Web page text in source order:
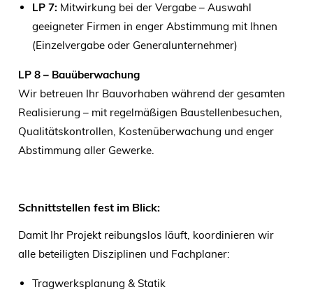
LP 7: Mitwirkung bei der Vergabe – Auswahl
geeigneter Firmen in enger Abstimmung mit Ihnen
(Einzelvergabe oder Generalunternehmer)
LP 8 – Bauüberwachung
Wir betreuen Ihr Bauvorhaben während der gesamten
Realisierung – mit regelmäßigen Baustellenbesuchen,
Qualitätskontrollen, Kostenüberwachung und enger
Abstimmung aller Gewerke.
Schnittstellen fest im Blick:
Damit Ihr Projekt reibungslos läuft, koordinieren wir
alle beteiligten Disziplinen und Fachplaner:
Tragwerksplanung & Statik